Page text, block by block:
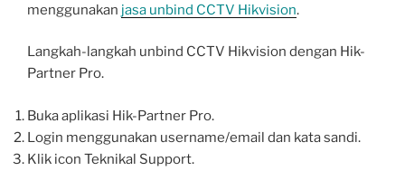
menggunakan jasa unbind CCTV Hikvision.
Langkah-langkah unbind CCTV Hikvision dengan Hik-
Partner Pro.
Buka aplikasi Hik-Partner Pro.
Login menggunakan username/email dan kata sandi.
Klik icon Teknikal Support.